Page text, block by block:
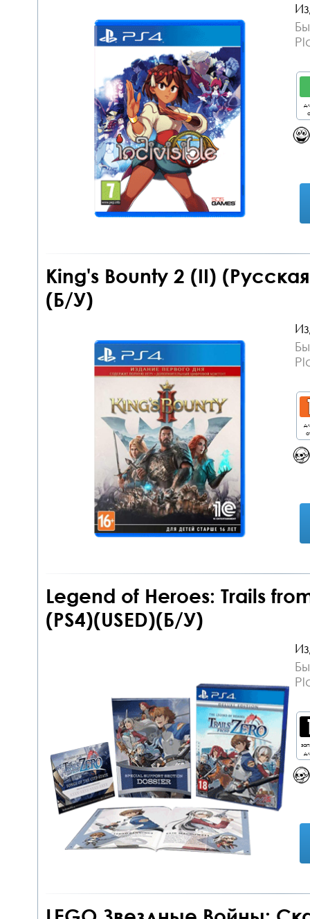
King's Bounty 2 (II)
(Б/У)
Legend of Heroes: Trails
(PS4)(USED)(Б/У)